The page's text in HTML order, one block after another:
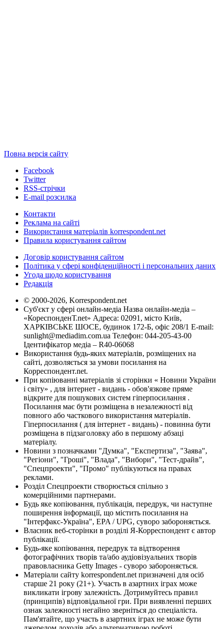
Повна версія сайту
Facebook
Twitter
RSS-стрічки
E-mail розсилка
Контакти
Реклама на сайті
Використання матеріалів korrespondent.net
Правила користування сайтом
Договір користування сайтом
Політика у сфері конфіденційності і персональних даних
Угода щодо користування
Редакція
© 2000-2026, Korrespondent.net
Суб'єкт у сфері онлайн-медіа Назва онлайн-медіа –
«КореспонденТ.net» Адреса: 02091, місто Київ,
ХАРКІВСЬКЕ ШОСЕ, будинок 172-Б, офіс 208/1 E-mail:
sunlight@mediadim.com.ua Телефон: 044-205-43-00
Ідентифікатор медіа – R40-06068
Використання будь-яких матеріалів, розміщених на
сайті, дозволяється за умови посилання на
Корреспондент.net.
При копіюванні матеріалів зі сторінки « Новини України
і світу» , для інтернет - видань - обов'язкове пряме
відкрите для пошукових систем гіперпосилання .
Посилання має бути розміщена в незалежності від
повного або часткового використання матеріалів.
Гіперпосилання ( для інтернет - видань) - повинна бути
розміщена в підзаголовку або в першому абзаці
матеріалу.
Новини з позначками "Думка", "Експертиза", "Заява",
"Регіони", "Гроші", "Влада", "Вибори", "Тест-драйв",
"Спецпроекти", "Промо" публікуються на правах
реклами.
Розділ Спецпроекти створюється спільно з
комерційними партнерами.
Будь яке копіювання, публікація, передрук, чи наступне
поширення інформації, що містить посилання на
"Інтерфакс-Україна", EPA / UPG, суворо забороняється.
Власник веб-сторінки в розділі Я-Корреспондент є автор
публікації.
Будь-яке копіювання, передрук та відтворення
фотографічних творів та/або аудіовізуальних творів
правовласника Getty Images - суворо забороняється.
Матеріали сайту korrespondent.net призначені для осіб
старше 21 року (21+). Участь в азартних іграх може
викликати ігрову залежність. Дотримуйтесь правил
(принципів) відповідальної гри. При виявленні перших
ознак залежності негайно зверніться до спеціаліста.
Пам'ятайте, що участь в азартних іграх не може бути